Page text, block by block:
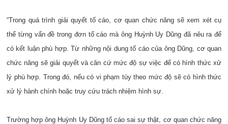
“Trong quá trình giải quyết tố cáo, cơ quan chức năng sẽ xem xét cụ
thể từng vấn đề trong đơn tố cáo mà ông Huỳnh Uy Dũng đã nêu ra để
có kết luận phù hợp. Từ những nội dung tố cáo của ông Dũng, cơ quan
chức năng sẽ giải quyết và căn cứ mức độ sự việc để có hình thức xử
lý phù hợp. Trong đó, nếu có vi phạm tùy theo mức độ sẽ có hình thức
xử lý hành chính hoặc truy cứu trách nhiệm hình sự.
Trường hợp ông Huỳnh Uy Dũng tố cáo sai sự thật, cơ quan chức năng